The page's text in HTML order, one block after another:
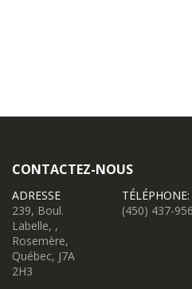
CONTACTEZ-NOUS
ADRESSE
239, Boul.
Labelle, ,
Rosemère,
Québec, J7A
2H3
TÉLÉPHONE:
(450) 437-